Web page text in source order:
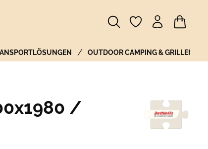
OUTDOOR CAMPING & GRILLEN
/